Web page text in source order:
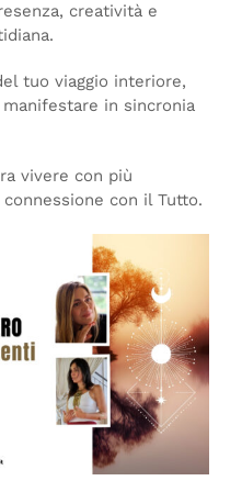
creatività e
tuo viaggio interiore,
in sincronia
vivere con più
con il Tutto.